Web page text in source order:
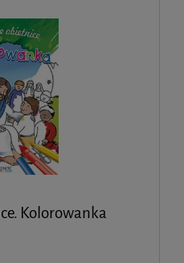
Kolorowanka